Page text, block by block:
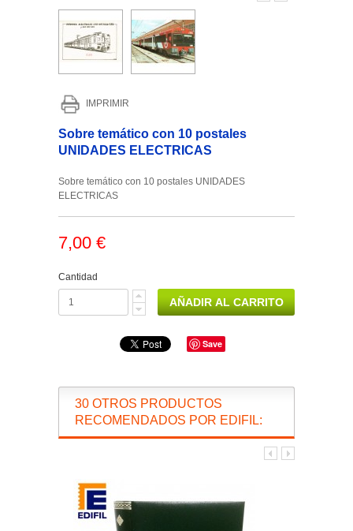
IMPRIMIR
Sobre temático con 10 postales
UNIDADES ELECTRICAS
Sobre temático con 10 postales UNIDADES
ELECTRICAS
7,00 €
Cantidad
Save
30 OTROS PRODUCTOS
RECOMENDADOS POR EDIFIL: